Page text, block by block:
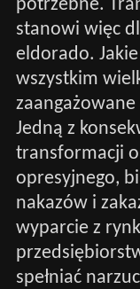
potrzebne.
stanowi więc
eldorado.
wszystkim
Jedną z
transformacji
opresyjnego,
nakazów i
wyparcie z
spełniać